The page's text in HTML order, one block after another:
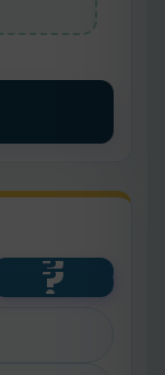
?
último
?
final